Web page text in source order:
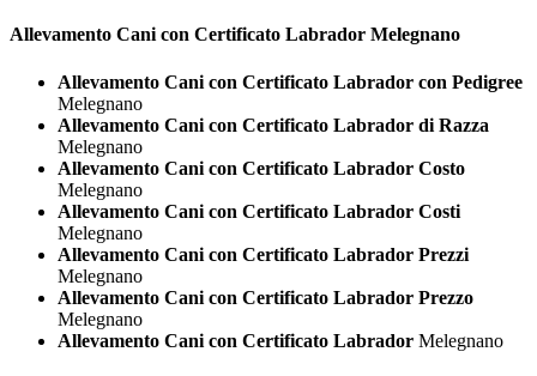
Allevamento Cani con Certificato Labrador Melegnano
Allevamento Cani con Certificato Labrador con Pedigree
Melegnano
Allevamento Cani con Certificato Labrador di Razza
Melegnano
Allevamento Cani con Certificato Labrador Costo
Melegnano
Allevamento Cani con Certificato Labrador Costi
Melegnano
Allevamento Cani con Certificato Labrador Prezzi
Melegnano
Allevamento Cani con Certificato Labrador Prezzo
Melegnano
Allevamento Cani con Certificato Labrador Melegnano